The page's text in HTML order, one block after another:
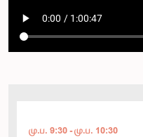
மு.ப. 9:30 - மு.ப. 10:30